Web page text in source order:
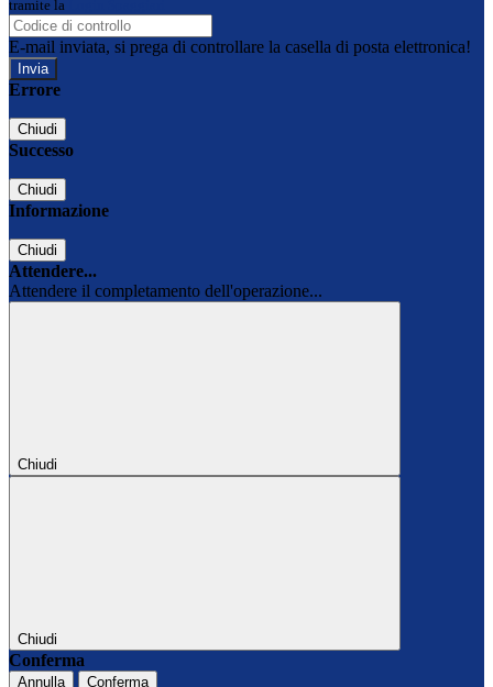
tramite la
E-mail inviata, si prega di controllare la casella di posta elettronica!
Errore
Chiudi
Successo
Chiudi
Informazione
Chiudi
Attendere...
Attendere il completamento dell'operazione...
Chiudi
Chiudi
Conferma
Annulla Conferma